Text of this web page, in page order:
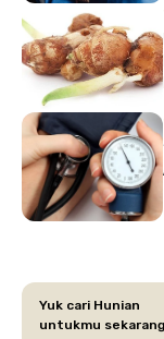
Yuk cari Hunian
untukmu